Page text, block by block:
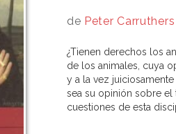
de Peter Carruthers
¿Tienen derechos los
de los animales, cuya
y a la vez
sea su opinión sobre el
cuestiones de esta